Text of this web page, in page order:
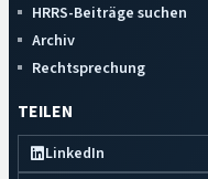
HRRS-Beiträge suchen
Archiv
Rechtsprechung
TEILEN
LinkedIn